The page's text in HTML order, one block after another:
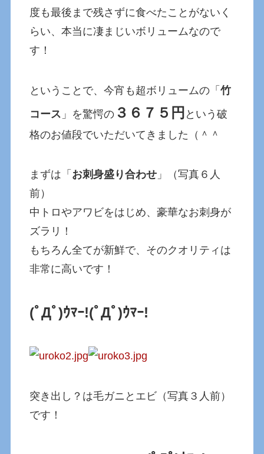
度も最後まで残さずに食べたことがないく
らい、本当に凄まじいボリュームなので
す！
ということで、今宵も超ボリュームの「竹
コース 」を驚愕の ３６７５円 という破
格のお値段でいただいてきました（＾＾
まずは「 お刺身盛り合わせ 」（写真６人
前）
中トロやアワビをはじめ、豪華なお刺身が
ズラリ！
もちろん全てが新鮮で、そのクオリティは
非常に高いです！
(ﾟДﾟ)ｳﾏｰ!(ﾟДﾟ)ｳﾏｰ!
突き出し？は毛ガニとエビ（写真３人前）
です！